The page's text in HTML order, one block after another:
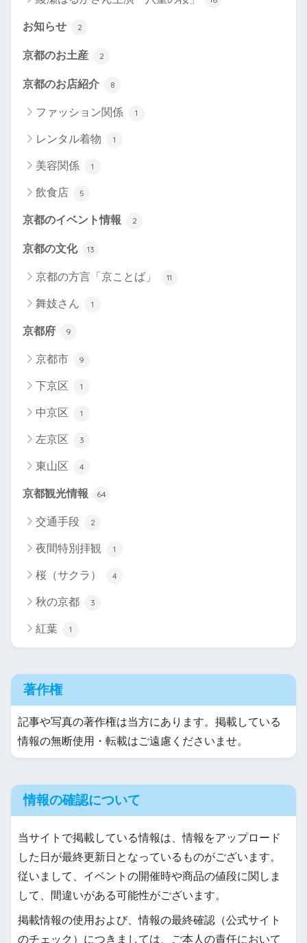
お知らせ 2
京都のお土産 2
京都のお店紹介 8
ファッション関係 1
レンタル着物 1
美容関係 1
飲食店 5
京都のイベント情報 2
京都の文化 13
京都の方言「京ことば」 11
舞妓さん 1
京都府 9
京都市 9
下京区 1
中京区 1
左京区 3
東山区 4
京都観光情報 64
交通手段 2
夜間特別拝観 1
桜（サクラ） 4
秋の京都 3
紅葉 1
著作権
記事や写真の著作権は当方にあります。掲載している
情報の無断使用・転載はご遠慮くださいませ。
情報の確認について
当サイトで掲載している情報は、情報をアップロード
した日が最終更新日となっているものがございます。
従いまして、イベントの開催時や商品の値段に関しま
して、間違いがある可能性がございます。
掲載情報の使用および、情報の最終確認（公式サイト
のチェック）につきましては、ご本人の責任において